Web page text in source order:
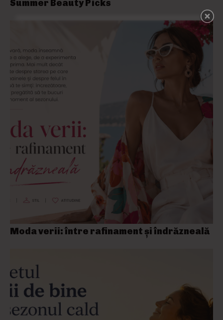
Summer Beauty Picks
Moda verii: între rafinament și îndrăzneală